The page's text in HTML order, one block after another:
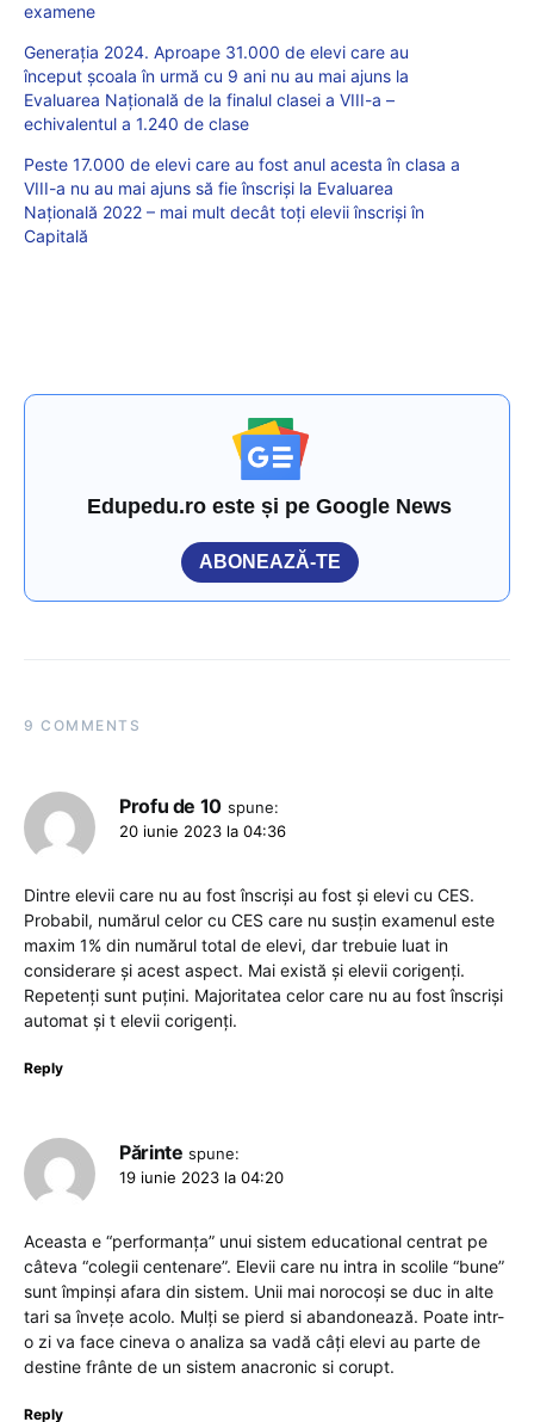
examene
Generația 2024. Aproape 31.000 de elevi care au
început școala în urmă cu 9 ani nu au mai ajuns la
Evaluarea Națională de la finalul clasei a VIII-a –
echivalentul a 1.240 de clase
Peste 17.000 de elevi care au fost anul acesta în clasa a
VIII-a nu au mai ajuns să fie înscriși la Evaluarea
Națională 2022 – mai mult decât toți elevii înscriși în
Capitală
Edupedu.ro este și pe Google News
ABONEAZĂ-TE
9 COMMENTS
Profu de 10 spune:
20 iunie 2023 la 04:36
Dintre elevii care nu au fost înscriși au fost și elevi cu CES.
Probabil, numărul celor cu CES care nu susțin examenul este
maxim 1% din numărul total de elevi, dar trebuie luat in
considerare și acest aspect. Mai există și elevii corigenți.
Repetenți sunt puțini. Majoritatea celor care nu au fost înscriși
automat și t elevii corigenți.
Reply
Părinte spune:
19 iunie 2023 la 04:20
Aceasta e “performanța” unui sistem educational centrat pe
câteva “colegii centenare”. Elevii care nu intra in scolile “bune”
sunt împinși afara din sistem. Unii mai norocoși se duc in alte
tari sa învețe acolo. Mulți se pierd si abandonează. Poate intr-
o zi va face cineva o analiza sa vadă câți elevi au parte de
destine frânte de un sistem anacronic si corupt.
Reply